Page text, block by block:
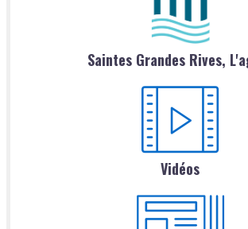
Saintes Grandes Rives,
Vidéos